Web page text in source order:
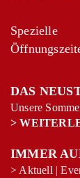
+ −
Leaflet |
Spezielle
DAS
Unsere
>
IMMER
> Aktuell |